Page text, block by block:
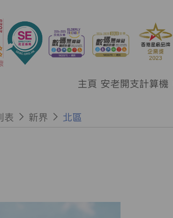
主頁 安老開支計算機
表 新界 北區